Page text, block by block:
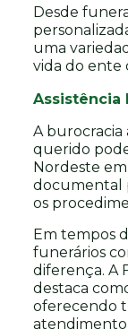
Desde
uma
vida do ente
Assistência
A burocracia
querido
Nordeste
documental
os
Em tempos
funerários
diferença. A
destaca
oferecendo